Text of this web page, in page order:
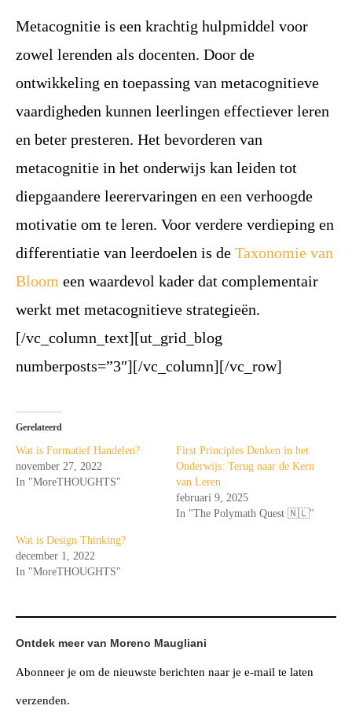
Metacognitie is een krachtig hulpmiddel voor
zowel lerenden als docenten. Door de
ontwikkeling en toepassing van metacognitieve
vaardigheden kunnen leerlingen effectiever leren
en beter presteren. Het bevorderen van
metacognitie in het onderwijs kan leiden tot
diepgaandere leerervaringen en een verhoogde
motivatie om te leren. Voor verdere verdieping en
differentiatie van leerdoelen is de Taxonomie van
Bloom een waardevol kader dat complementair
werkt met metacognitieve strategieën.
[/vc_column_text][ut_grid_blog
numberposts=”3″][/vc_column][/vc_row]
Gerelateerd
Wat is Formatief Handelen?
november 27, 2022
In "MoreTHOUGHTS"
First Principles Denken in het
Onderwijs: Terug naar de Kern
van Leren
februari 9, 2025
In "The Polymath Quest 🇳🇱"
Wat is Design Thinking?
december 1, 2022
In "MoreTHOUGHTS"
Ontdek meer van Moreno Maugliani
Abonneer je om de nieuwste berichten naar je e-mail te laten
verzenden.